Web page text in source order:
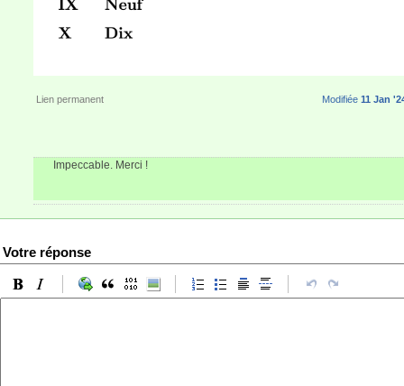
Lien permanent Modifiée 11 Jan
Impeccable. Merci !
Votre réponse